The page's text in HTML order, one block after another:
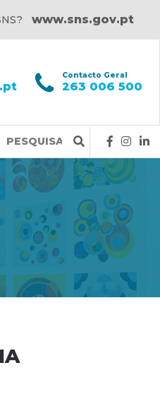
www.sns.gov.pt
Contacto Geral
263 006 500